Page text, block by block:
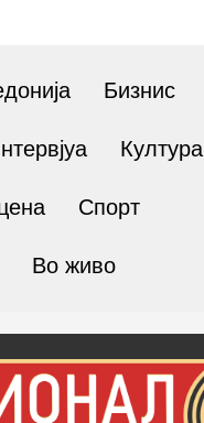
Бизнис
Култура
Спорт
Во живо